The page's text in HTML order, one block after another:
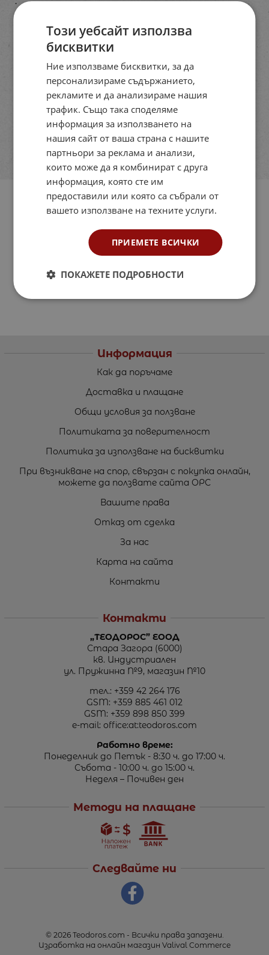
Информация
Как да поръчаме
Доставка и плащане
Общи условия за ползване
Политиката за поверителност
Политика за използване на бисквитки
При възникване на спор, свързан с покупка онлайн,
можете да ползвате сайта ОРС
Вашите права
Отказ от сделка
За нас
Карта на сайта
Контакти
Контакти
„ТЕОДОРОС” ЕООД
Стара Загора (6000)
кв. Индустриален
ул. Пружинна №9, магазин №10
тел.: +359 42 264 176
GSM: +359 885 461 012
GSM: +359 898 850 399
e-mail: office:at:teodoros.com
Работно време:
Понеделник до Петък - 8:30 ч. до 17:00 ч.
Събота - 10:00 ч. до 15:00 ч.
Неделя – Почивен ден
Методи на плащане
Следвайте ни
© 2026 Teodoros.com - Всички права запазени.
Изработка на онлайн магазин Valival Commerce
Този уебсайт използва
бисквитки
Ние използваме бисквитки, за да
персонализираме съдържанието,
рекламите и да анализираме нашия
трафик. Също така споделяме
информация за използването на
нашия сайт от ваша страна с нашите
партньори за реклама и анализи,
които може да я комбинират с друга
информация, която сте им
предоставили или която са събрали от
вашето използване на техните услуги.
ПРИЕМЕТЕ ВСИЧКИ
ПОКАЖЕТЕ ПОДРОБНОСТИ